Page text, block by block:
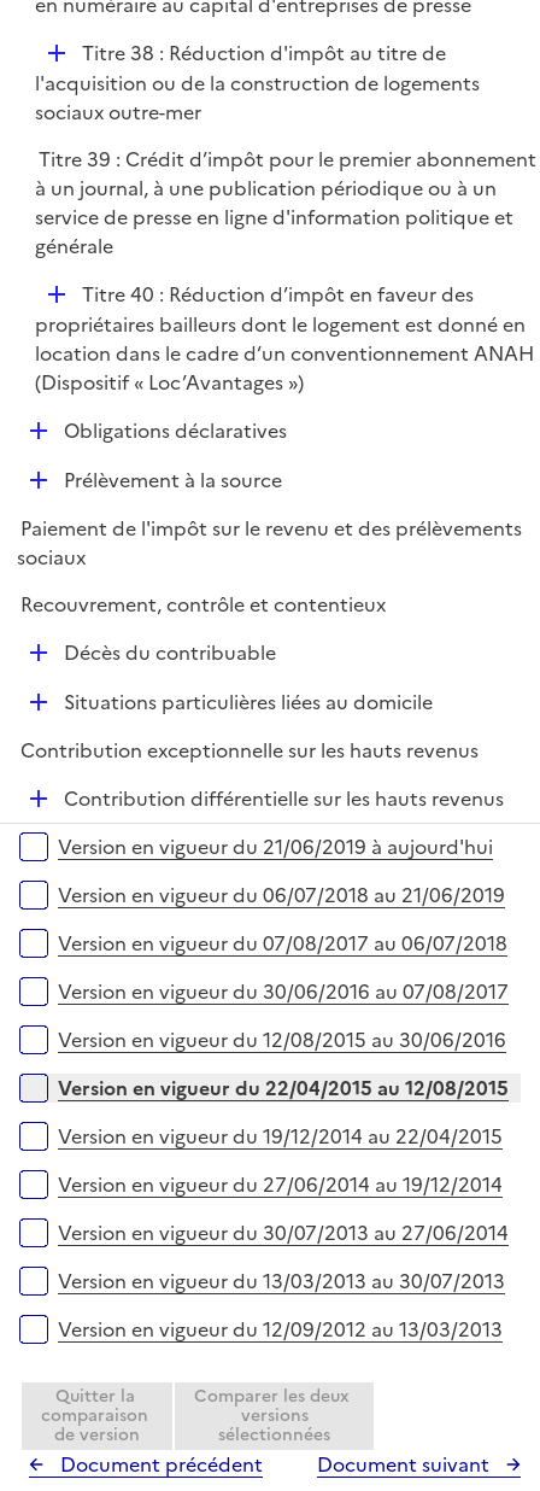
e
D
é
p
i
e
r
Titre 38 : Réduction d'impôt au titre de
l'acquisition ou de la construction de logements
sociaux outre-mer
Titre 39 : Crédit d’impôt pour le premier abonnement
à un journal, à une publication périodique ou à un
service de presse en ligne d'information politique et
générale
D
é
p
l
e
r
Titre 40 : Réduction d’impôt en faveur des
propriétaires bailleurs dont le logement est donné en
location dans le cadre d’un conventionnement ANAH
(Dispositif « Loc’Avantages »)
D
i
e
r
Obligations déclaratives
D
p
l
i
Prélèvement à la source
Paiement de l'impôt sur le revenu et des prélèvements
sociaux
Recouvrement, contrôle et contentieux
D
i
r
Décès du contribuable
D
p
i
e
Situations particulières liées au domicile
Contribution exceptionnelle sur les hauts revenus
D
é
p
e
Contribution différentielle sur les hauts revenus
Versions sur la période
Version en vigueur du 21/06/2019 à aujourd'hui
Version en vigueur du 06/07/2018 au 21/06/2019
Version en vigueur du 07/08/2017 au 06/07/2018
Version en vigueur du 30/06/2016 au 07/08/2017
Version en vigueur du 12/08/2015 au 30/06/2016
Version en vigueur du 22/04/2015 au 12/08/2015
Version en vigueur du 19/12/2014 au 22/04/2015
Version en vigueur du 27/06/2014 au 19/12/2014
Version en vigueur du 30/07/2013 au 27/06/2014
Version en vigueur du 13/03/2013 au 30/07/2013
Version en vigueur du 12/09/2012 au 13/03/2013
Quitter la
comparaison
de version
Comparer les deux
versions
sélectionnées
Document précédent Document suivant